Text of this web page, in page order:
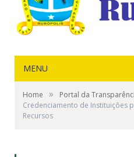
MENU
Home » Portal da
Credenciamento de Instituições
Recursos